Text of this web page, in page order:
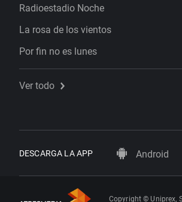
Radioestadio Noche
La rosa de los vientos
Por fin no es lunes
Ver todo
DESCARGA LA APP Android
Copyright © Uniprex,